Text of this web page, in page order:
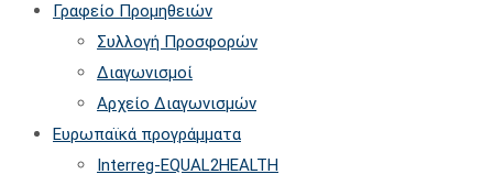
Γραφείο Προμηθειών
Συλλογή Προσφορών
Διαγωνισμοί
Αρχείο Διαγωνισμών
Ευρωπαϊκά προγράμματα
Interreg-EQUAL2HEALTH